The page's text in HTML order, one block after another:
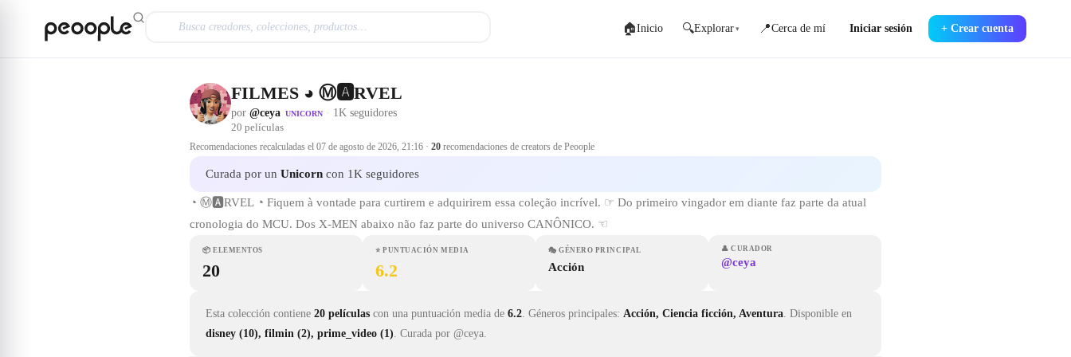
🏠Inicio 🔍Explorar ▾ 📍Cerca de mí Iniciar sesión + Crear cuenta
FILMES ◕ Ⓜ️🅰️RVEL
por @ceya UNICORN · 1K seguidores
20 películas
Recomendaciones recalculadas el 07 de agosto de 2026, 21:16 · 20 recomendaciones de creators de Peoople
Curada por un Unicorn con 1K seguidores
◔ Ⓜ️🅰️RVEL ◔ Fiquem à vontade para curtirem e adquirirem essa coleção incrível. ☞ Do primeiro vingador em diante faz parte da atual
cronologia do MCU. Dos X-MEN abaixo não faz parte do universo CANÔNICO. ☜
📦 ELEMENTOS
20
⭐ PUNTUACIÓN MEDIA
6.2
🎭 GÉNERO PRINCIPAL
Acción
👤 CURADOR
@ceya
Esta colección contiene 20 películas con una puntuación media de 6.2. Géneros principales: Acción, Ciencia ficción, Aventura. Disponible en
disney (10), filmin (2), prime_video (1). Curada por @ceya.